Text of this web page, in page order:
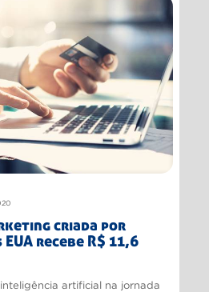
criada por
recebe R$ 11,6
artificial na jornada